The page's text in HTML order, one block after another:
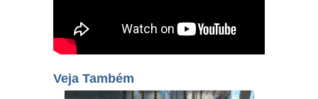
Veja Também